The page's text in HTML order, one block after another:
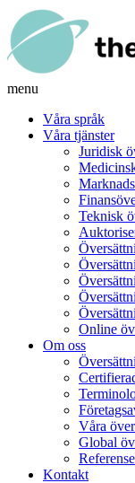
menu
Våra språk
Våra tjänster
Juridisk
Teknisk
Online
Om oss
Våra
Global
Kontakt